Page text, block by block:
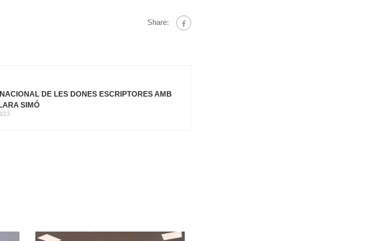
Share:
DE LES DONES ESCRIPTORES AMB
SIMÓ